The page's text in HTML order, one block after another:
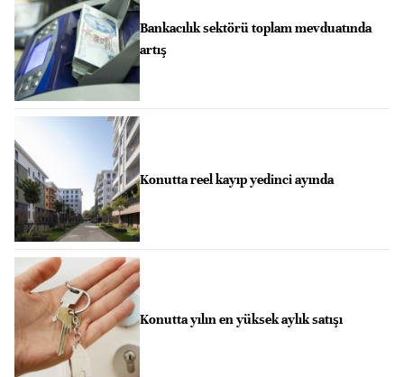
Bankacılık sektörü toplam mevduatında
artış
Konutta reel kayıp yedinci ayında
Konutta yılın en yüksek aylık satışı